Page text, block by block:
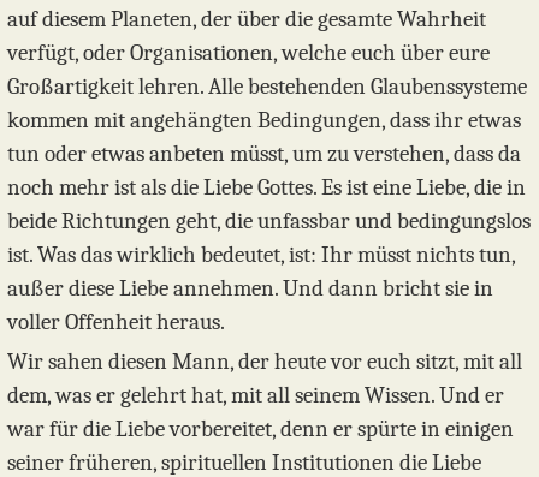
auf diesem Planeten, der über die gesamte Wahrheit
verfügt, oder Organisationen, welche euch über eure
Großartigkeit lehren. Alle bestehenden Glaubenssysteme
kommen mit angehängten Bedingungen, dass ihr etwas
tun oder etwas anbeten müsst, um zu verstehen, dass da
noch mehr ist als die Liebe Gottes. Es ist eine Liebe, die in
beide Richtungen geht, die unfassbar und bedingungslos
ist. Was das wirklich bedeutet, ist: Ihr müsst nichts tun,
außer diese Liebe annehmen. Und dann bricht sie in
voller Offenheit heraus.
Wir sahen diesen Mann, der heute vor euch sitzt, mit all
dem, was er gelehrt hat, mit all seinem Wissen. Und er
war für die Liebe vorbereitet, denn er spürte in einigen
seiner früheren, spirituellen Institutionen die Liebe